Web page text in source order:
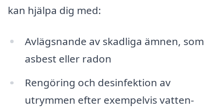
kan hjälpa dig med:
Avlägsnande av skadliga ämnen, som
asbest eller radon
Rengöring och desinfektion av
utrymmen efter exempelvis vatten-